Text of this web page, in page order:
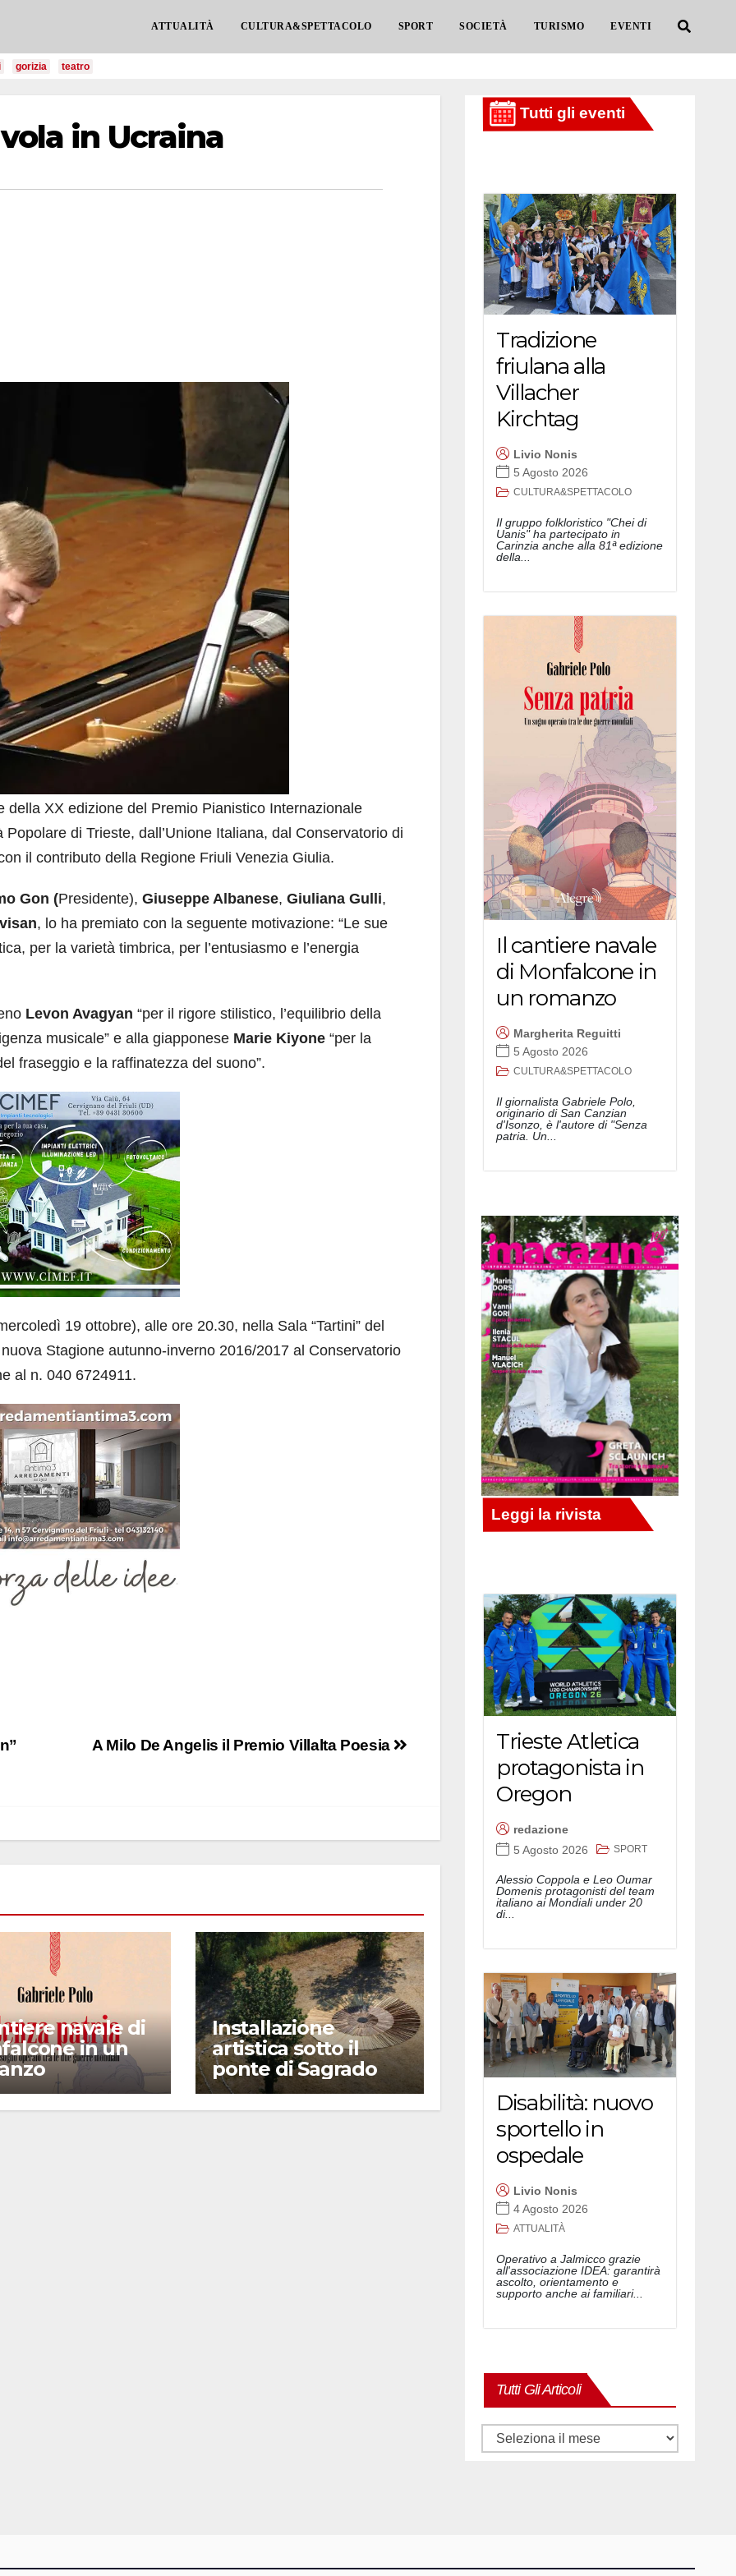
ATTUALITÀ CULTURA&SPETTACOLO SPORT SOCIETÀ TURISMO EVENTI
gorizia teatro
in Ucraina
della XX edizione del Premio Pianistico Internazionale
Popolare di Trieste, dall’Unione Italiana, dal Conservatorio di
il contributo della Regione Friuli Venezia Giulia.
Gon (Presidente), Giuseppe Albanese, Giuliana Gulli,
, lo ha premiato con la seguente motivazione: “Le sue
per la varietà timbrica, per l’entusiasmo e l’energia
Levon Avagyan “per il rigore stilistico, l’equilibrio della
musicale” e alla giapponese Marie Kiyone “per la
fraseggio e la raffinatezza del suono”.
19 ottobre), alle ore 20.30, nella Sala “Tartini” del
Stagione autunno-inverno 2016/2017 al Conservatorio
al n. 040 6724911.
A Milo De Angelis il Premio Villalta Poesia
navale di
in un
Installazione
artistica sotto il
ponte di Sagrado
Tradizione
friulana alla
Villacher
Kirchtag
Livio Nonis
5 Agosto 2026
CULTURA&SPETTACOLO
Il gruppo folkloristico "Chei di
Uanis" ha partecipato in
Carinzia anche alla 81ª edizione
della...
Il cantiere navale
di Monfalcone in
un romanzo
Margherita Reguitti
5 Agosto 2026
CULTURA&SPETTACOLO
Il giornalista Gabriele Polo,
originario di San Canzian
d'Isonzo, è l'autore di "Senza
patria. Un...
Trieste Atletica
protagonista in
Oregon
redazione
5 Agosto 2026
SPORT
Alessio Coppola e Leo Oumar
Domenis protagonisti del team
italiano ai Mondiali under 20
di...
Disabilità: nuovo
sportello in
ospedale
Livio Nonis
4 Agosto 2026
ATTUALITÀ
Operativo a Jalmicco grazie
all'associazione IDEA: garantirà
ascolto, orientamento e
supporto anche ai familiari...
Tutti Gli Articoli
Tutti